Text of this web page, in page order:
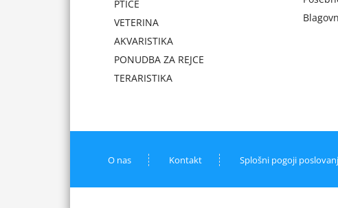
PTICE
VETERINA
AKVARISTIKA
PONUDBA ZA REJCE
TERARISTIKA
O nas Kontakt Splošni pogoji